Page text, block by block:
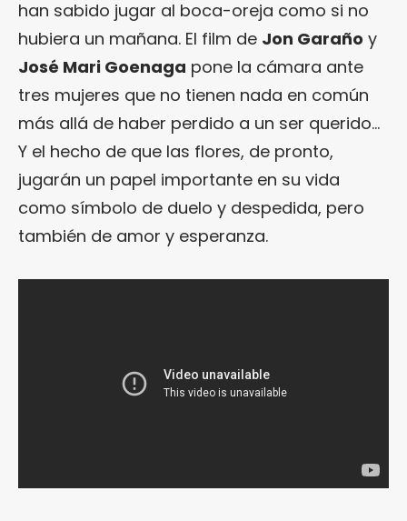
han sabido jugar al boca-oreja como si no
hubiera un mañana. El film de Jon Garaño y
José Mari Goenaga pone la cámara ante
tres mujeres que no tienen nada en común
más allá de haber perdido a un ser querido…
Y el hecho de que las flores, de pronto,
jugarán un papel importante en su vida
como símbolo de duelo y despedida, pero
también de amor y esperanza.